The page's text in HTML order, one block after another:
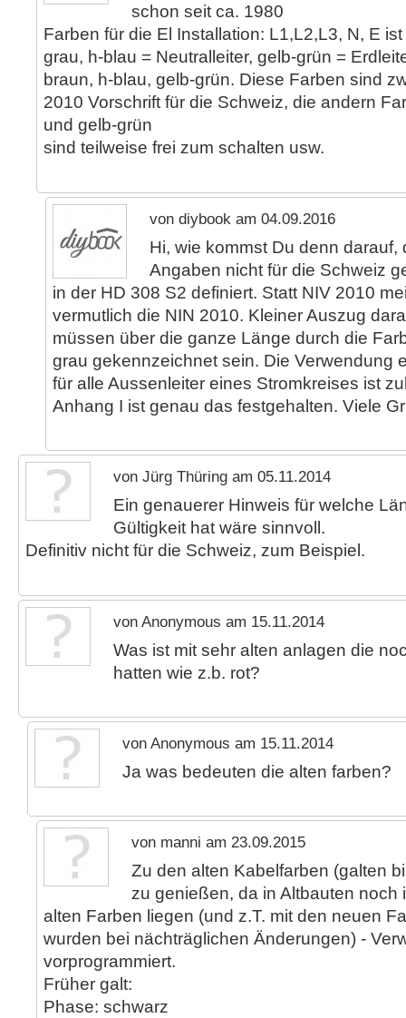
schon seit ca. 1980
Farben für die El Installation: L1,L2,L3, N, E
grau, h-blau = Neutralleiter, gelb-grün =
braun, h-blau, gelb-grün. Diese Farben sind
2010 Vorschrift für die Schweiz, die andern
und gelb-grün
sind teilweise frei zum schalten usw.
von diybook am 04.09.2016
Hi, wie kommst Du denn darauf,
Angaben nicht für die Schweiz
in der HD 308 S2 definiert. Statt NIV 2010
vermutlich die NIN 2010. Kleiner Auszug
müssen über die ganze Länge durch die
grau gekennzeichnet sein. Die Verwendung
für alle Aussenleiter eines Stromkreises ist
Anhang I ist genau das festgehalten. Viele
von Jürg Thüring am 05.11.2014
Ein genauerer Hinweis für welche
Gültigkeit hat wäre sinnvoll.
Definitiv nicht für die Schweiz, zum Beispiel.
von Anonymous am 15.11.2014
Was ist mit sehr alten anlagen die
hatten wie z.b. rot?
von Anonymous am 15.11.2014
Ja was bedeuten die alten farben?
von manni am 23.09.2015
Zu den alten Kabelfarben (galten
zu genießen, da in Altbauten noch
alten Farben liegen (und z.T. mit den neuen
wurden bei nächträglichen Änderungen) -
vorprogrammiert.
Früher galt:
Phase: schwarz